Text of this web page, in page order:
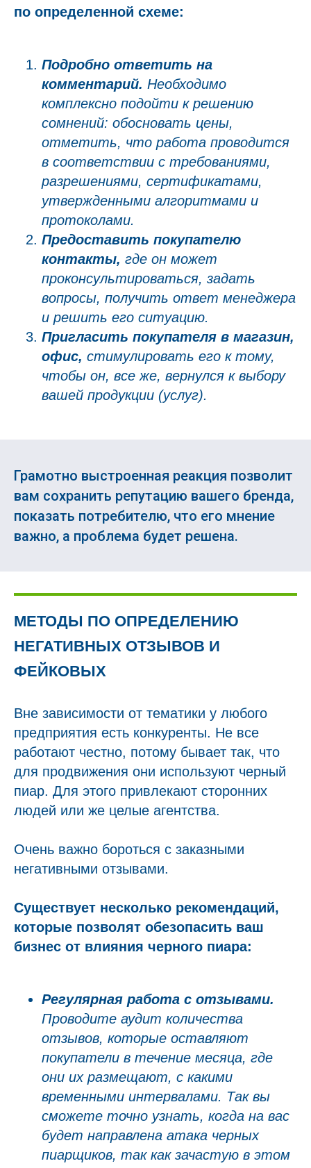
по определенной схеме:
Подробно ответить на
комментарий. Необходимо
комплексно подойти к решению
сомнений: обосновать цены,
отметить, что работа проводится
в соответствии с требованиями,
разрешениями, сертификатами,
утвержденными алгоритмами и
протоколами.
Предоставить покупателю
контакты, где он может
проконсультироваться, задать
вопросы, получить ответ менеджера
и решить его ситуацию.
Пригласить покупателя в магазин,
офис, стимулировать его к тому,
чтобы он, все же, вернулся к выбору
вашей продукции (услуг).
Грамотно выстроенная реакция позволит
вам сохранить репутацию вашего бренда,
показать потребителю, что его мнение
важно, а проблема будет решена.
МЕТОДЫ ПО ОПРЕДЕЛЕНИЮ
НЕГАТИВНЫХ ОТЗЫВОВ И
ФЕЙКОВЫХ
Вне зависимости от тематики у любого
предприятия есть конкуренты. Не все
работают честно, потому бывает так, что
для продвижения они используют черный
пиар. Для этого привлекают сторонних
людей или же целые агентства.
Очень важно бороться с заказными
негативными отзывами.
Существует несколько рекомендаций,
которые позволят обезопасить ваш
бизнес от влияния черного пиара:
Регулярная работа с отзывами.
Проводите аудит количества
отзывов, которые оставляют
покупатели в течение месяца, где
они их размещают, с какими
временными интервалами. Так вы
сможете точно узнать, когда на вас
будет направлена атака черных
пиарщиков, так как зачастую в этом